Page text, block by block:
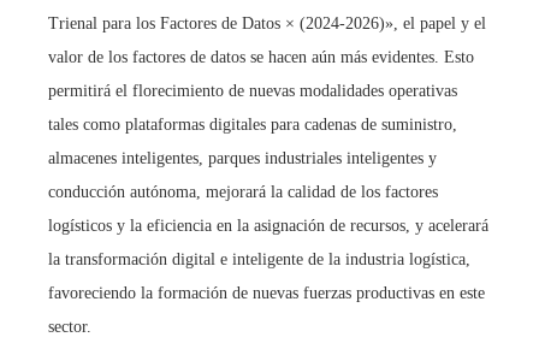
Trienal para los Factores de Datos × (2024-2026)», el papel y el
valor de los factores de datos se hacen aún más evidentes. Esto
permitirá el florecimiento de nuevas modalidades operativas
tales como plataformas digitales para cadenas de suministro,
almacenes inteligentes, parques industriales inteligentes y
conducción autónoma, mejorará la calidad de los factores
logísticos y la eficiencia en la asignación de recursos, y acelerará
la transformación digital e inteligente de la industria logística,
favoreciendo la formación de nuevas fuerzas productivas en este
sector.